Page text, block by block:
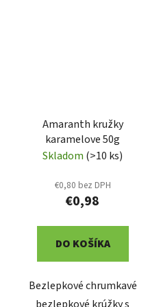
Amaranth kružky
karamelove 50g
Skladom (>10 ks)
€0,80 bez DPH
€0,98
DO KOŠÍKA
Bezlepkové chrumkavé